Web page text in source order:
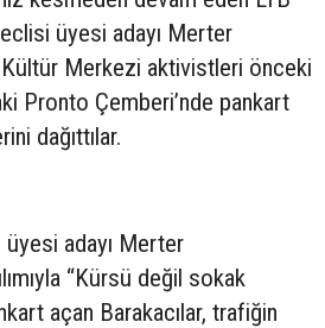
üyesi adayı Merter
Merkezi aktivistleri önceki
Pronto Çemberi’nde pankart
dağıttılar.
üyesi adayı Merter
“Kürsü değil sokak
açan Barakacılar, trafiğin